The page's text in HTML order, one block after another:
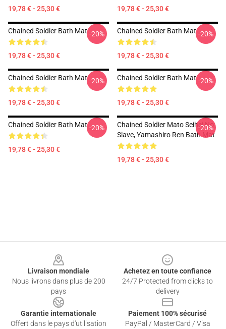
19,78 € - 25,30 € 19,78 € - 25,30 €
Chained Soldier Bath Mat
19,78 € - 25,30 €
-20% Chained Soldier Bath Mat
19,78 € - 25,30 €
-20%
Chained Soldier Bath Mat
19,78 € - 25,30 €
-20% Chained Soldier Bath Mat
19,78 € - 25,30 €
-20%
Chained Soldier Bath Mat
19,78 € - 25,30 €
-20%
Chained Soldier Mato Seihei No
Slave, Yamashiro Ren Bath Mat
19,78 € - 25,30 €
-20%
Livraison mondiale
Nous livrons dans plus de 200
pays
Achetez en toute confiance
24/7 Protected from clicks to
delivery
Garantie internationale
Offert dans le pays d'utilisation
Paiement 100% sécurisé
PayPal / MasterCard / Visa